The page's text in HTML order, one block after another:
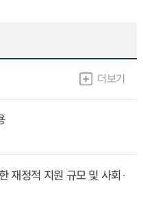
더보기
재정적 지원 규모 및 사회·